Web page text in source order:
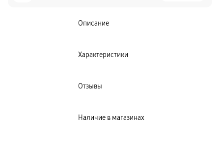
Описание
Характеристики
Отзывы
Наличие в магазинах